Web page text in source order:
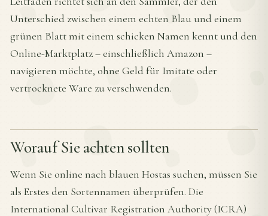
Unterschied zwischen einem echten Blau und einem
grünen Blatt mit einem schicken Namen kennt und den
Online-Marktplatz – einschließlich Amazon –
navigieren möchte, ohne Geld für Imitate oder
vertrocknete Ware zu verschwenden.
Worauf Sie achten sollten
Wenn Sie online nach blauen Hostas suchen, müssen Sie
als Erstes den Sortennamen überprüfen. Die
International Cultivar Registration Authority (ICRA)